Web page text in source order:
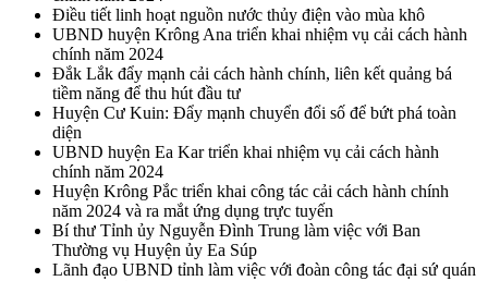
Điều tiết linh hoạt nguồn nước thủy điện vào mùa khô
UBND huyện Krông Ana triển khai nhiệm vụ cải cách hành
chính năm 2024
Đắk Lắk đẩy mạnh cải cách hành chính, liên kết quảng bá
tiềm năng để thu hút đầu tư
Huyện Cư Kuin: Đẩy mạnh chuyển đổi số để bứt phá toàn
diện
UBND huyện Ea Kar triển khai nhiệm vụ cải cách hành
chính năm 2024
Huyện Krông Pắc triển khai công tác cải cách hành chính
năm 2024 và ra mắt ứng dụng trực tuyến
Bí thư Tỉnh ủy Nguyễn Đình Trung làm việc với Ban
Thường vụ Huyện ủy Ea Súp
Lãnh đạo UBND tỉnh làm việc với đoàn công tác đại sứ quán